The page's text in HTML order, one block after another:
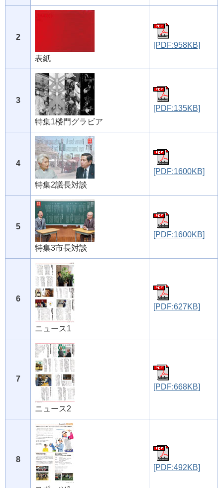
2
表紙
[PDF:958KB]
3
特集1楼門グラビア
[PDF:135KB]
4
特集2議長対談
[PDF:1600KB]
5
特集3市長対談
[PDF:1600KB]
6
ニュース1
[PDF:627KB]
7
ニュース2
[PDF:668KB]
8
[PDF:492KB]